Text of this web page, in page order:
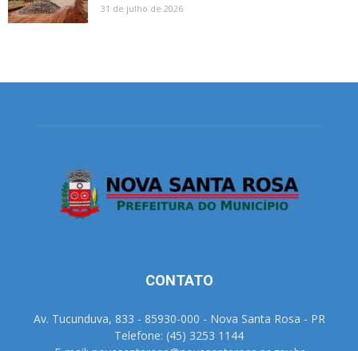
31 de julho de 2026
CONTATO
Av. Tucunduva, 833 - 85930-000 - Nova Santa Rosa - PR
Telefone: (45) 3253 1144